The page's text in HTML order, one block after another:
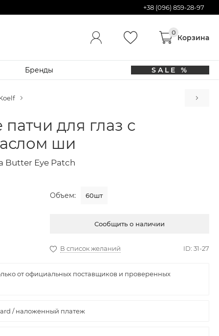
+38 (096) 859-28-97
Бренды SALE %
для глаз с
ши
Butter Eye Patch
Объем: 60шт
Купить